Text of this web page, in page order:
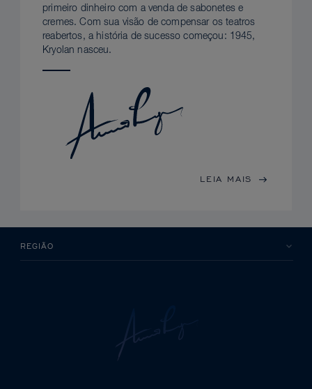
primeiro dinheiro com a venda de sabonetes e
cremes. Com sua visão de compensar os teatros
reabertos, a história de sucesso começou: 1945,
Kryolan nasceu.
LEIA MAIS
REGIÃO